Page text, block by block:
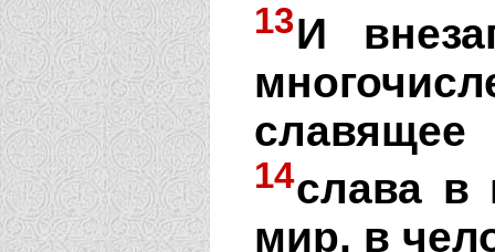
13И
14слава в
мир, в